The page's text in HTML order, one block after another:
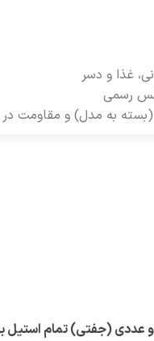
غذا و دسر
رسمی
به مدل) و مقاومت در
عددی (جفتی) تمام استیل